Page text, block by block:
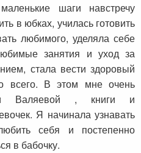
шаги навстречу
в юбках, училась готовить
любимого, уделяла себе
занятия и уход за
стала вести здоровый
всего. В этом мне очень
Валяевой , книги и
Я начинала узнавать
себя и постепенно
в бабочку.